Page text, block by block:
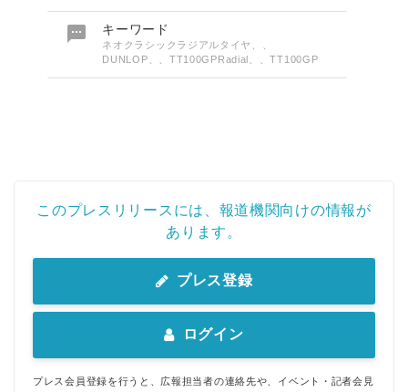
 キーワード
ネオクラシックラジアルタイヤ、、
DUNLOP、、TT100GPRadial、、TT100GP
このプレスリリースには、報道機関向けの情報が
あります。
プレス登録
ログイン
プレス会員登録を行うと、広報担当者の連絡先や、イベント・記者会見